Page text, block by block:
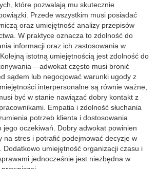
które pozwalają mu skutecznie
Przede wszystkim musi posiadać
oraz umiejętność analizy przepisów
W praktyce oznacza to zdolność do
informacji oraz ich zastosowania w
istotną umiejętnością jest zdolność do
– adwokat często musi bronić
sądem lub negocjować warunki ugody z
interpersonalne są równie ważne,
być w stanie nawiązać dobry kontakt z
Empatia i zdolność słuchania
potrzeb klienta i dostosowania
jego oczekiwań. Dobry adwokat powinien
na stres i potrafić podejmować decyzje w
Dodatkowo umiejętność organizacji czasu i
jednocześnie jest niezbędna w